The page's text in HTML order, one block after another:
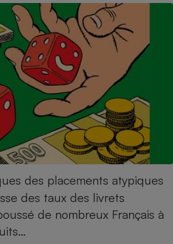
des placements atypiques
des taux des livrets
de nombreux Français à
Cafetière à expressos
Robot ménager